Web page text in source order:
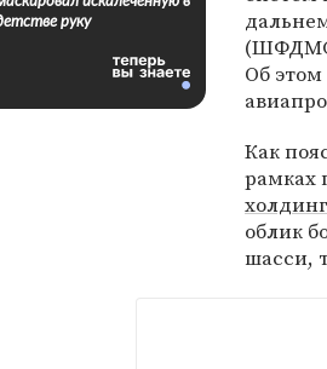
Об
Как
облик
шасси,
руку